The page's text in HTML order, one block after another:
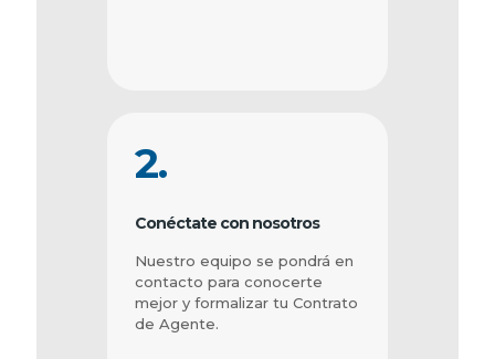
2.
Conéctate con nosotros
Nuestro equipo se pondrá en
contacto para conocerte
mejor y formalizar tu Contrato
de Agente.